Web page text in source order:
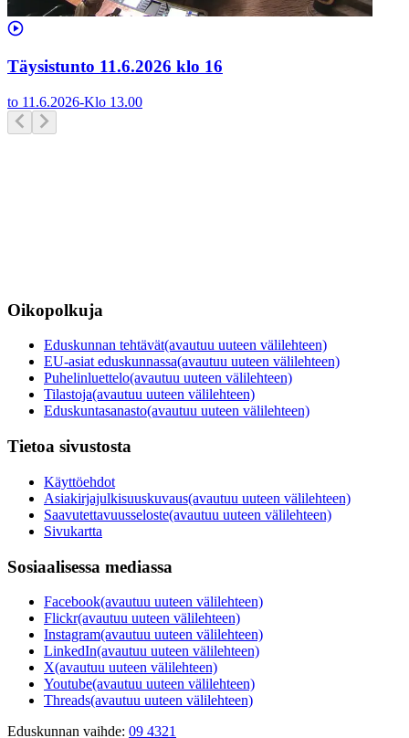
Täysistunto 11.6.2026 klo 16
to 11.6.2026-Klo 13.00
Oikopolkuja
Eduskunnan tehtävät(avautuu uuteen välilehteen)
EU-asiat eduskunnassa(avautuu uuteen välilehteen)
Puhelinluettelo(avautuu uuteen välilehteen)
Tilastoja(avautuu uuteen välilehteen)
Eduskuntasanasto(avautuu uuteen välilehteen)
Tietoa sivustosta
Käyttöehdot
Asiakirjajulkisuuskuvaus(avautuu uuteen välilehteen)
Saavutettavuusseloste(avautuu uuteen välilehteen)
Sivukartta
Sosiaalisessa mediassa
Facebook(avautuu uuteen välilehteen)
Flickr(avautuu uuteen välilehteen)
Instagram(avautuu uuteen välilehteen)
LinkedIn(avautuu uuteen välilehteen)
X(avautuu uuteen välilehteen)
Youtube(avautuu uuteen välilehteen)
Threads(avautuu uuteen välilehteen)
Eduskunnan vaihde: 09 4321